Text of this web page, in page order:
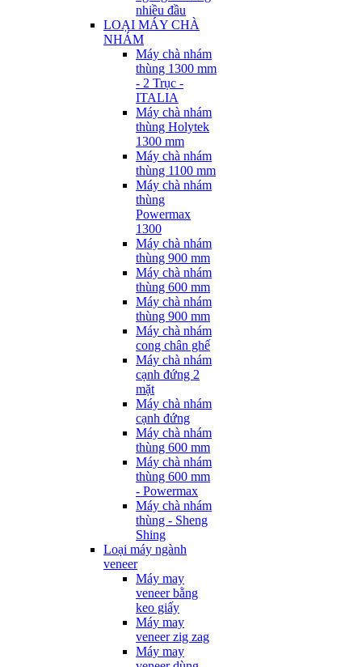
nhiều đầu
LOẠI MÁY CHÀ
NHÁM
Máy chà nhám
thùng 1300 mm
- 2 Trục -
ITALIA
Máy chà nhám
thùng Holytek
1300 mm
Máy chà nhám
thùng 1100 mm
Máy chà nhám
thùng
Powermax
1300
Máy chà nhám
thùng 900 mm
Máy chà nhám
thùng 600 mm
Máy chà nhám
thùng 900 mm
Máy chà nhám
cong chân ghế
Máy chà nhám
cạnh đứng 2
mặt
Máy chà nhám
cạnh đứng
Máy chà nhám
thùng 600 mm
Máy chà nhám
thùng 600 mm
- Powermax
Máy chà nhám
thùng - Sheng
Shing
Loại máy ngành
veneer
Máy may
veneer bằng
keo giấy
Máy may
veneer zig zag
Máy may